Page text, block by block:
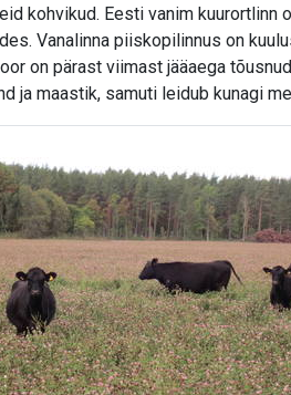
kohvikud. Eesti vanim kuurortlinn
Vanalinna piiskopilinnus on
on pärast viimast jääaega
ja maastik, samuti leidub kunagi